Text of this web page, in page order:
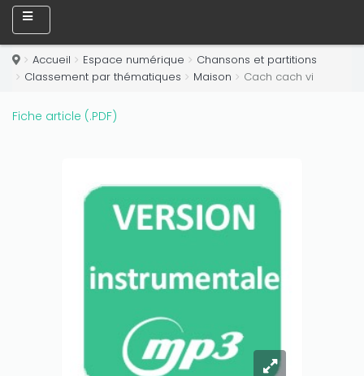
Accueil Espace numérique
Chansons et partitions
Classement par thématiques
Maison Cach cach vi
Fiche article (.PDF)
Only play at
amount on your credits!